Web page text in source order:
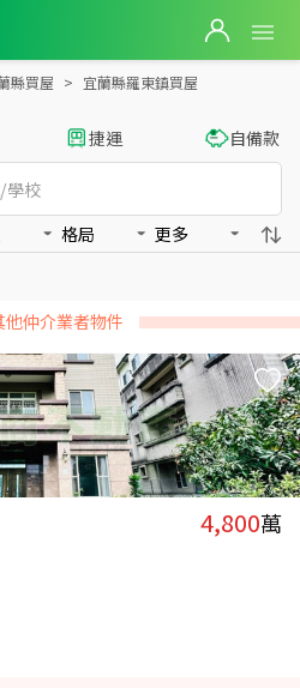
房：其他房屋物件出售、房價分析
縣買屋 宜蘭縣羅東鎮買屋
捷運 自備款
格局 更多
他仲介業者物件
4,800萬
售、房價分析 - 信義房屋